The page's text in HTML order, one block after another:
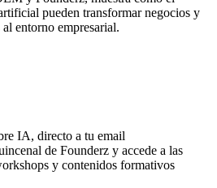
pueden transformar negocios y
entorno empresarial.
IA, directo a tu email
de Founderz y accede a las
y contenidos formativos